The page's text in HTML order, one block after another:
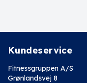
Kundeservice
Fitnessgruppen A/S
Grønlandsvej 8